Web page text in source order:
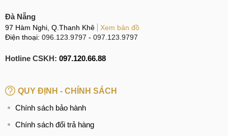
Đà Nẵng
97 Hàm Nghi, Q.Thanh Khê
Xem bản đồ
Điện thoại: 096.123.9797 - 097.123.9797
Hotline CSKH: 097.120.66.88
QUY ĐỊNH - CHÍNH SÁCH
Chính sách bảo hành
Chính sách đổi trả hàng